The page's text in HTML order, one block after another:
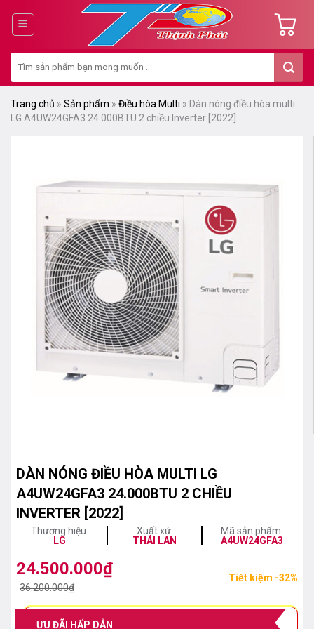
dung
kiếm:
Trang chủ » Sản phẩm » Điều hòa Multi » Dàn nóng điều hòa multi
LG A4UW24GFA3 24.000BTU 2 chiều Inverter [2022]
DÀN NÓNG ĐIỀU HÒA MULTI LG
A4UW24GFA3 24.000BTU 2 CHIỀU
INVERTER [2022]
Thương hiệu
LG
Xuất xứ
THÁI LAN
Mã sản phẩm
A4UW24GFA3
36.200.000₫
Giá
gốc
36.200.000₫.
24.500.000₫
Giá
hiện
Tiết kiệm -32%
ƯU ĐÃI HẤP DẪN